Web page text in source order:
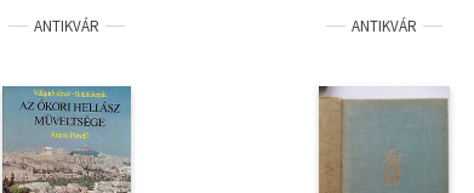
ANTIKVÁR ANTIKVÁR